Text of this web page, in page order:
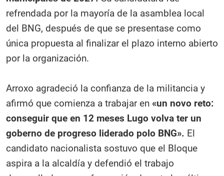
refrendada por la mayoría de la asamblea local
del BNG, después de que se presentase como
única propuesta al finalizar el plazo interno abierto
por la organización.
Arroxo agradeció la confianza de la militancia y
afirmó que comienza a trabajar en «un novo reto:
conseguir que en 12 meses Lugo volva ter un
goberno de progreso liderado polo BNG». El
candidato nacionalista sostuvo que el Bloque
aspira a la alcaldía y defendió el trabajo